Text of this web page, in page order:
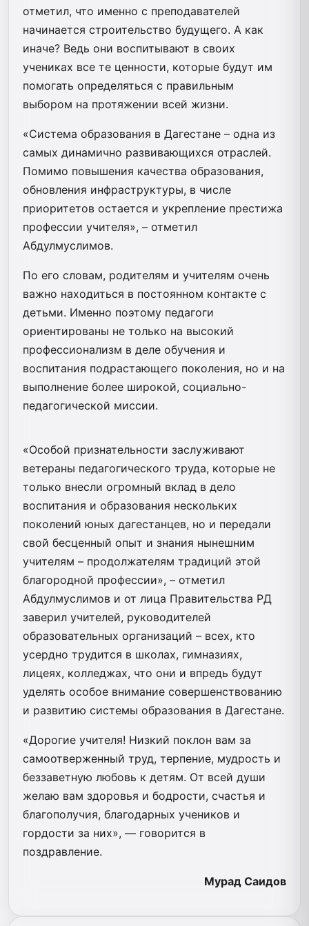
отметил, что именно с преподавателей
начинается строительство будущего. А как
иначе? Ведь они воспитывают в своих
учениках все те ценности, которые будут им
помогать определяться с правильным
выбором на протяжении всей жизни.
«Система образования в Дагестане – одна из
самых динамично развивающихся отраслей.
Помимо повышения качества образования,
обновления инфраструктуры, в числе
приоритетов остается и укрепление престижа
профессии учителя», – отметил
Абдулмуслимов.
По его словам, родителям и учителям очень
важно находиться в постоянном контакте с
детьми. Именно поэтому педагоги
ориентированы не только на высокий
профессионализм в деле обучения и
воспитания подрастающего поколения, но и на
выполнение более широкой, социально-
педагогической миссии.
«Особой признательности заслуживают
ветераны педагогического труда, которые не
только внесли огромный вклад в дело
воспитания и образования нескольких
поколений юных дагестанцев, но и передали
свой бесценный опыт и знания нынешним
учителям – продолжателям традиций этой
благородной профессии», – отметил
Абдулмуслимов и от лица Правительства РД
заверил учителей, руководителей
образовательных организаций – всех, кто
усердно трудится в школах, гимназиях,
лицеях, колледжах, что они и впредь будут
уделять особое внимание совершенствованию
и развитию системы образования в Дагестане.
«Дорогие учителя! Низкий поклон вам за
самоотверженный труд, терпение, мудрость и
беззаветную любовь к детям. От всей души
желаю вам здоровья и бодрости, счастья и
благополучия, благодарных учеников и
гордости за них», — говорится в
поздравление.
Мурад Саидов